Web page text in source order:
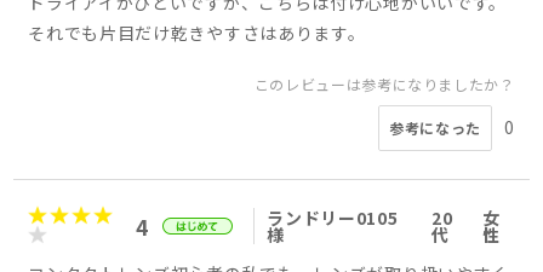
それでも片目だけ乾きやすさはあります。
このレビューは参考になりましたか？
参考になった 0
4 ランドリー0105
様
20
代
女
性